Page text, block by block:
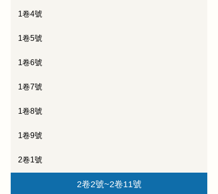
1卷4號
1卷5號
1卷6號
1卷7號
1卷8號
1卷9號
2卷1號
2卷2號~2卷11號